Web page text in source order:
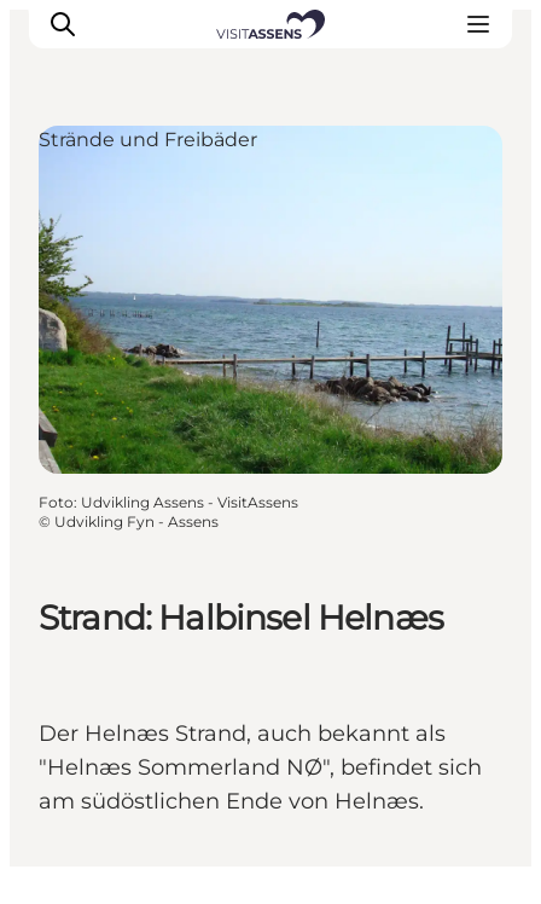
Erlebnisse
Essen & trinken
Veranstaltungen
Öffnungszeiten
Strand: Halbinsel Helnæs
Der Helnæs Strand, auch bekannt als
"Helnæs Sommerland NØ", befindet sich
am südöstlichen Ende von Helnæs.
Strände und Freibäder
Foto: Udvikling Assens - VisitAssens
© Udvikling Fyn - Assens